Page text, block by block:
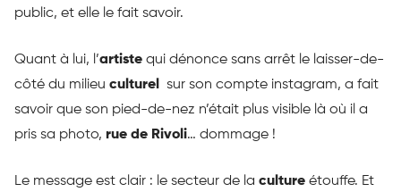
public, et elle le fait savoir.
Quant à lui, l’artiste qui dénonce sans arrêt le laisser-de-
côté du milieu culturel
sur son compte instagram, a fait
savoir que son pied-de-nez n’était plus visible là où il a
pris sa photo, rue de Rivoli… dommage !
Le message est clair : le secteur de la culture étouffe. Et